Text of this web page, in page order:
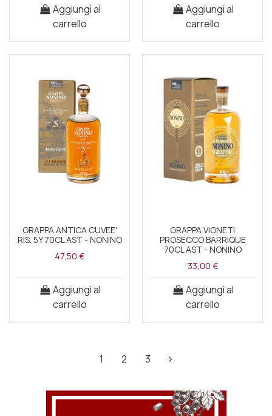
Aggiungi al
carrello
Aggiungi al
carrello
GRAPPA ANTICA CUVEE'
RIS. 5Y 70CL AST - NONINO
47,50 €
Aggiungi al
carrello
GRAPPA VIGNETI
PROSECCO BARRIQUE
70CL AST - NONINO
33,00 €
Aggiungi al
carrello
1 2 3